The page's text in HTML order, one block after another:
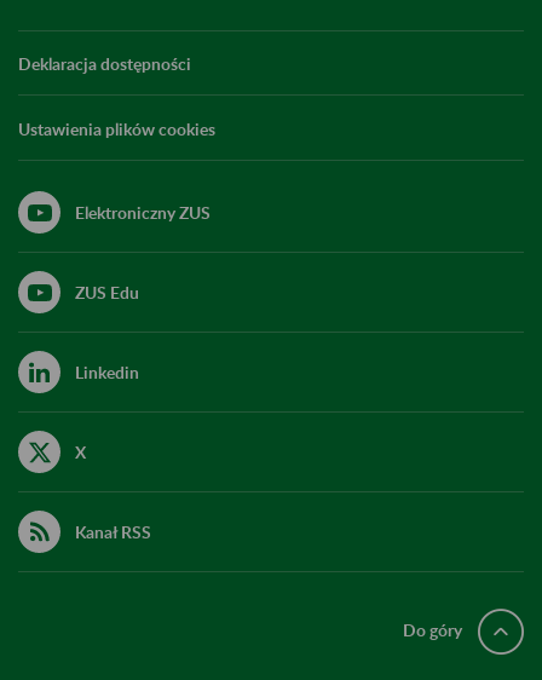
Deklaracja dostępności
Ustawienia plików cookies
Elektroniczny ZUS
ZUS Edu
Linkedin
X
Kanał RSS
Do góry